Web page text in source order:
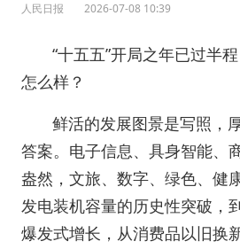
人民日报 2026-07-08 10:39
“十五五”开局之年已过半
怎么样？
鲜活的发展图景是写照，
答案。电子信息、具身智能、
盎然，文旅、数字、绿色、健
发电装机容量的历史性突破，
爆发式增长，从消费品以旧换